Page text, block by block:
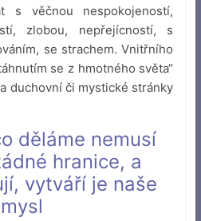
s věčnou nespokojeností,
zlobou, nepřejícností, s
se strachem. Vnitřního
se z hmotného světa“
duchovní či mystické stránky
děláme nemusí
hranice, a
vytváří je naše
mysl